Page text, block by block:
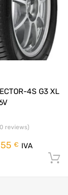
4S G3 XL
reviews)
€ IVA